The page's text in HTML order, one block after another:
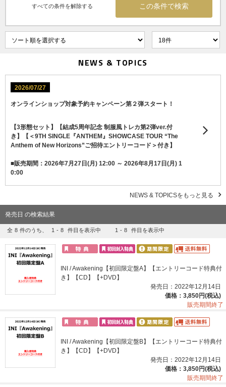
すべての条件を解除する
NEWS & TOPICS
2026/07/27
オンラインショップ対象予約キャンペーン第２弾スタート！
【3形態セット】【結成5周年記念 制服風トレカ第2弾ver.付
き】【＜9TH SINGLE『ANTHEM』SHOWCASE TOUR “The
Anthem of New Horizons”ご招待エントリーコード＞付き】
■販売期間：2026年7月27日(月) 12:00 ～ 2026年8月17日(月) 1
0:00
NEWS & TOPICSをもっと見る
発売日 の検索結果
全 8 件のうち、 1 - 8 件目を表示中 1 - 8 件目を表示中
INI / Awakening【初回限定盤A】【エントリーコード特典付
き】【CD】【+DVD】
発売日：2022年12月14日
価格：3,850円(税込)
販売期間終了
INI / Awakening【初回限定盤B】【エントリーコード特典付
き】【CD】【+DVD】
発売日：2022年12月14日
価格：3,850円(税込)
販売期間終了